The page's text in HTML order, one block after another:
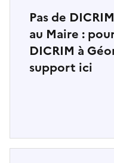
Pas de
au Maire :
DICRIM à
support ici